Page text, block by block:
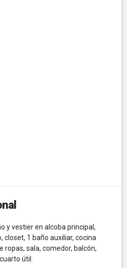
y vestier en alcoba principal,
closet, 1 baño auxiliar, cocina
ropas, sala, comedor, balcón,
útil.